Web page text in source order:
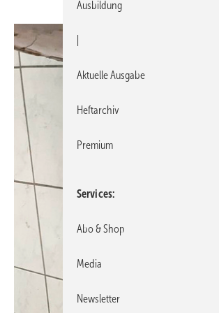
Ausbildung
Aktuelle Ausgabe
Heftarchiv
Premium
Services
Abo & Shop
Media
Newsletter